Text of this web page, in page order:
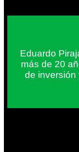
Eduardo
más de 20
de inversión